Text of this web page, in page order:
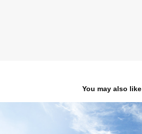
You may also like